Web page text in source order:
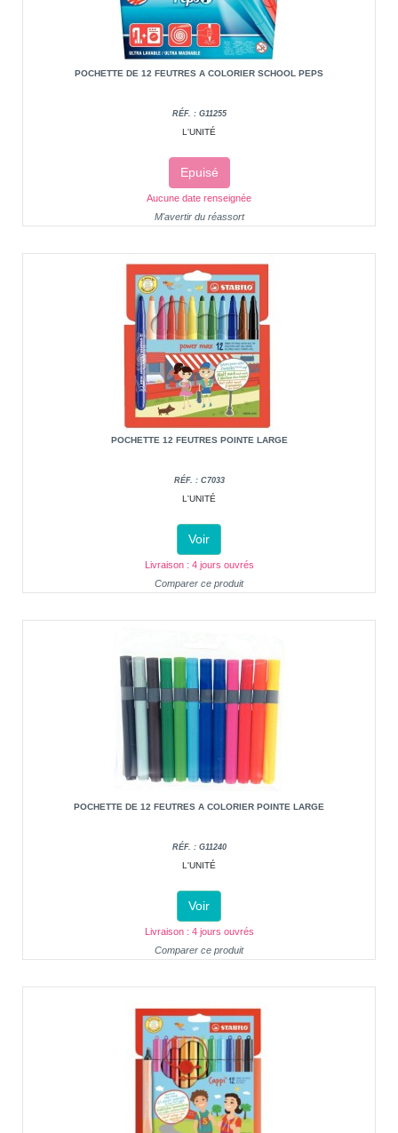
POCHETTE DE 12 FEUTRES A COLORIER SCHOOL PEPS
RÉF. : G11255
L'UNITÉ
Epuisé
Aucune date renseignée
M'avertir du réassort
POCHETTE 12 FEUTRES POINTE LARGE
RÉF. : C7033
L'UNITÉ
Voir
Livraison : 4 jours ouvrés
Comparer ce produit
POCHETTE DE 12 FEUTRES A COLORIER POINTE LARGE
RÉF. : G11240
L'UNITÉ
Voir
Livraison : 4 jours ouvrés
Comparer ce produit